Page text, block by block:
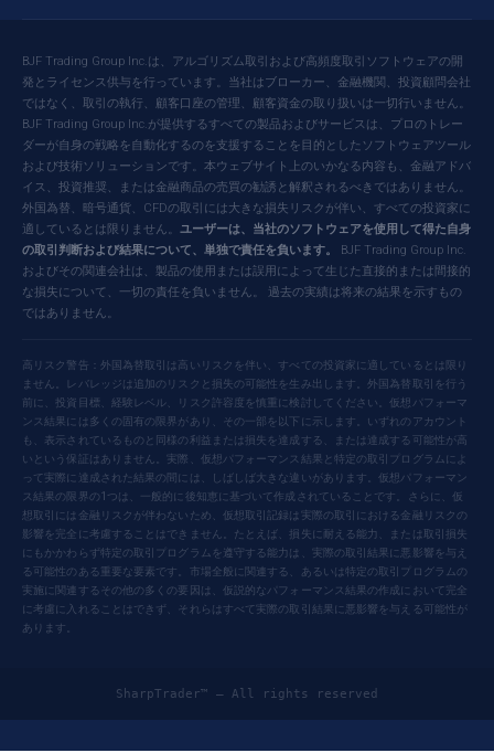
BJF Trading Group Inc.は、アルゴリズム取引および高頻度取引ソフトウェアの開
発とライセンス供与を行っています。当社はブローカー、金融機関、投資顧問会社
ではなく、取引の執行、顧客口座の管理、顧客資金の取り扱いは一切行いません。
BJF Trading Group Inc.が提供するすべての製品およびサービスは、プロのトレー
ダーが自身の戦略を自動化するのを支援することを目的としたソフトウェアツール
および技術ソリューションです。本ウェブサイト上のいかなる内容も、金融アドバ
イス、投資推奨、または金融商品の売買の勧誘と解釈されるべきではありません。
外国為替、暗号通貨、CFDの取引には大きな損失リスクが伴い、すべての投資家に
適しているとは限りません。 ユーザーは、当社のソフトウェアを使用して得た自身
の取引判断および結果について、単独で責任を負います。
BJF Trading Group Inc.
およびその関連会社は、製品の使用または誤用によって生じた直接的または間接的
な損失について、一切の責任を負いません。 過去の実績は将来の結果を示すもの
ではありません。
高リスク警告：外国為替取引は高いリスクを伴い、すべての投資家に適しているとは限り
ません。レバレッジは追加のリスクと損失の可能性を生み出します。外国為替取引を行う
前に、投資目標、経験レベル、リスク許容度を慎重に検討してください。仮想パフォーマ
ンス結果には多くの固有の限界があり、その一部を以下に示します。いずれのアカウント
も、表示されているものと同様の利益または損失を達成する、または達成する可能性が高
いという保証はありません。実際、仮想パフォーマンス結果と特定の取引プログラムによ
って実際に達成された結果の間には、しばしば大きな違いがあります。仮想パフォーマン
ス結果の限界の1つは、一般的に後知恵に基づいて作成されていることです。さらに、仮
想取引には金融リスクが伴わないため、仮想取引記録は実際の取引における金融リスクの
影響を完全に考慮することはできません。たとえば、損失に耐える能力、または取引損失
にもかかわらず特定の取引プログラムを遵守する能力は、実際の取引結果に悪影響を与え
る可能性のある重要な要素です。市場全般に関連する、あるいは特定の取引プログラムの
実施に関連するその他の多くの要因は、仮説的なパフォーマンス結果の作成において完全
に考慮に入れることはできず、それらはすべて実際の取引結果に悪影響を与える可能性が
あります。
SharpTrader™ — All rights reserved